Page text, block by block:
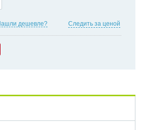
дешевле? Следить за ценой